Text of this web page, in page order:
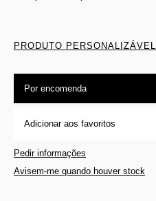
PRODUTO PERSONALIZÁVEL
Por encomenda
Adicionar aos favoritos
Pedir informações
Avisem-me quando houver stock